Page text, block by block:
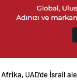
UAD’de İsrail